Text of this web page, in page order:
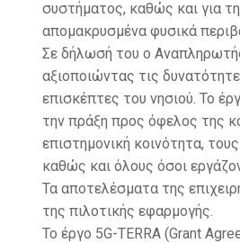
συστήματος, καθώς και για
απομακρυσμένα φυσικά
Σε δήλωσή του ο
αξιοποιώντας τις
επισκέπτες του νησιού. Το
την πράξη προς όφελος της
επιστημονική κοινότητα,
καθώς και όλους όσοι
Τα αποτελέσματα της
της πιλοτικής εφαρμογής.
Το έργο 5G-TERRA (Grant